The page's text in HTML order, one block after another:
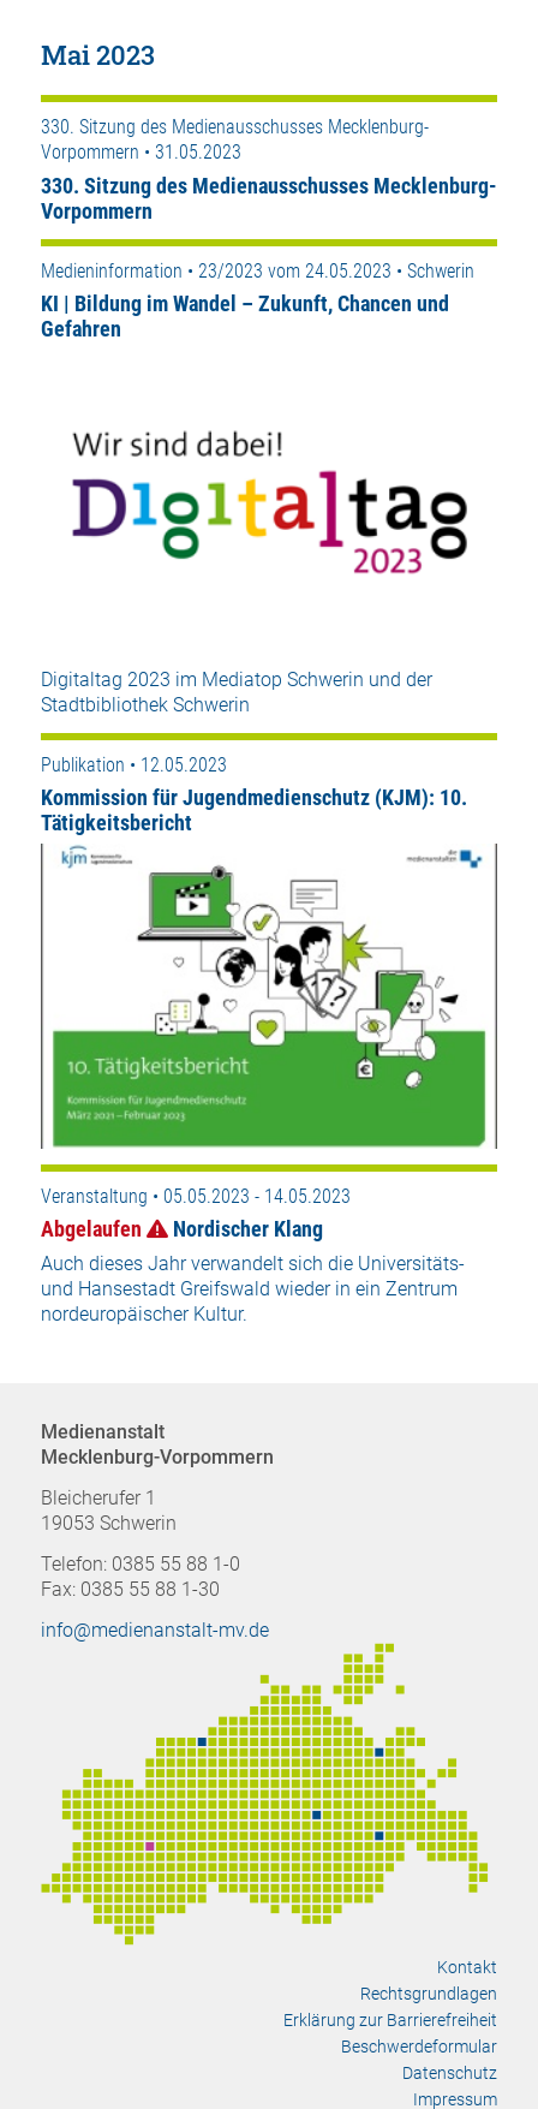
Mai 2023
330. Sitzung des Medienausschusses Mecklenburg-
Vorpommern • 31.05.2023
330. Sitzung des Medienausschusses Mecklenburg-
Vorpommern
Medieninformation • 23/2023 vom 24.05.2023 • Schwerin
KI | Bildung im Wandel – Zukunft, Chancen und
Gefahren
Digitaltag 2023 im Mediatop Schwerin und der
Stadtbibliothek Schwerin
Publikation • 12.05.2023
Kommission für Jugendmedienschutz (KJM): 10.
Tätigkeitsbericht
Veranstaltung • 05.05.2023 - 14.05.2023
Abgelaufen Nordischer Klang
Auch dieses Jahr verwandelt sich die Universitäts-
und Hansestadt Greifswald wieder in ein Zentrum
nordeuropäischer Kultur.
Medienanstalt
Mecklenburg-Vorpommern
Bleicherufer 1
19053 Schwerin
Telefon: 0385 55 88 1-0
Fax: 0385 55 88 1-30
info@medienanstalt-mv.de
Kontakt
Rechtsgrundlagen
Erklärung zur Barrierefreiheit
Beschwerdeformular
Datenschutz
Impressum